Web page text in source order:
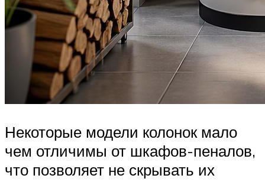
Некоторые модели колонок мало
чем отличимы от шкафов-пеналов,
что позволяет не скрывать их